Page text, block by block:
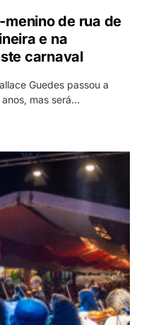
de rua de
e na
carnaval
Guedes passou a
mas será…